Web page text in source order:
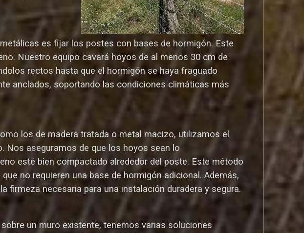
es fijar los postes con bases de hormigón. Este
Nuestro equipo cavará hoyos de al menos 30 cm de
rectos hasta que el hormigón se haya fraguado
anclados, soportando las condiciones climáticas más
los de madera tratada o metal macizo, utilizamos el
Nos aseguramos de que los hoyos sean lo
esté bien compactado alrededor del poste. Este método
no requieren una base de hormigón adicional. Además,
firmeza necesaria para una instalación duradera y segura.
un muro existente, tenemos varias soluciones